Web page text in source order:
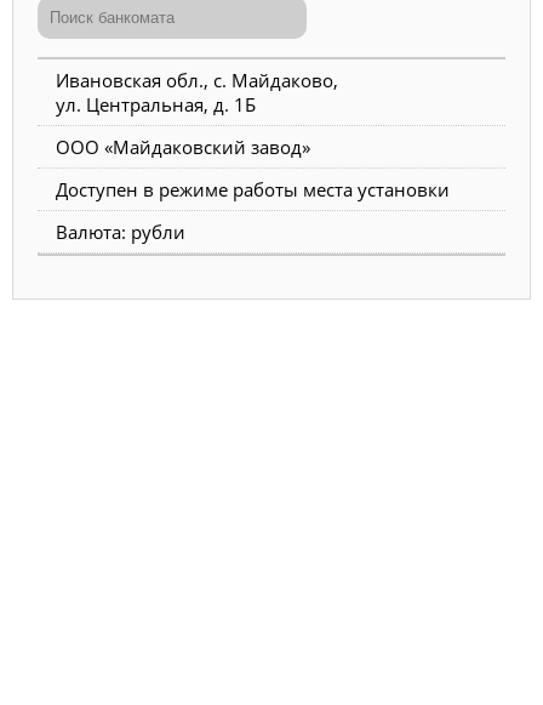
Ивановская обл., с. Майдаково,
ул. Центральная, д. 1Б
ООО «Майдаковский завод»
Доступен в режиме работы места установки
Валюта: рубли